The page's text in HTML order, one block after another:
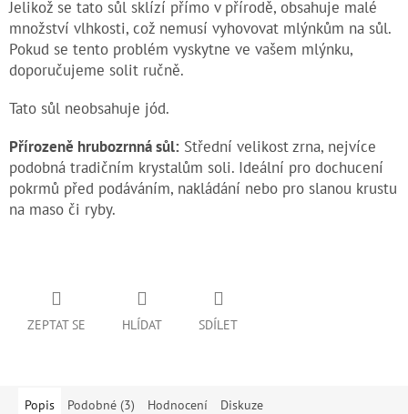
Jelikož se tato sůl sklízí přímo v přírodě, obsahuje malé
množství vlhkosti, což nemusí vyhovovat mlýnkům na sůl.
Pokud se tento problém vyskytne ve vašem mlýnku,
doporučujeme solit ručně.
Tato sůl neobsahuje jód.
Přírozeně hrubozrnná sůl: Střední velikost zrna, nejvíce
podobná tradičním krystalům soli. Ideální pro dochucení
pokrmů před podáváním, nakládání nebo pro slanou krustu
na maso či ryby.
ZEPTAT SE HLÍDAT SDÍLET
Popis Podobné (3) Hodnocení Diskuze